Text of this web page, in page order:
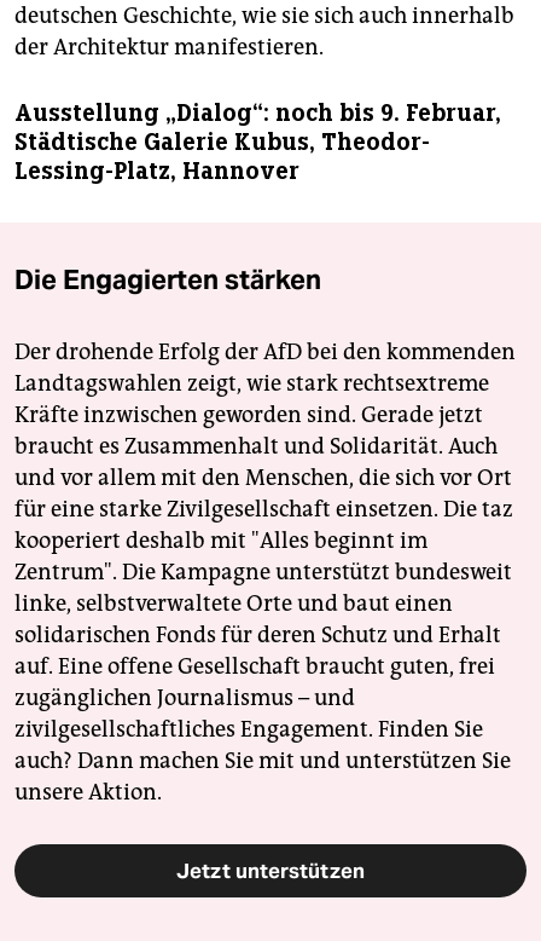
deutschen Geschichte, wie sie sich auch innerhalb
der Architektur manifestieren.
Ausstellung „Dialog“: noch bis 9. Februar,
Städtische Galerie Kubus, Theodor-
Lessing-Platz, Hannover
Die Engagierten stärken
Der drohende Erfolg der AfD bei den kommenden
Landtagswahlen zeigt, wie stark rechtsextreme
Kräfte inzwischen geworden sind. Gerade jetzt
braucht es Zusammenhalt und Solidarität. Auch
und vor allem mit den Menschen, die sich vor Ort
für eine starke Zivilgesellschaft einsetzen. Die taz
kooperiert deshalb mit "Alles beginnt im
Zentrum". Die Kampagne unterstützt bundesweit
linke, selbstverwaltete Orte und baut einen
solidarischen Fonds für deren Schutz und Erhalt
auf. Eine offene Gesellschaft braucht guten, frei
zugänglichen Journalismus – und
zivilgesellschaftliches Engagement. Finden Sie
auch? Dann machen Sie mit und unterstützen Sie
unsere Aktion.
Jetzt unterstützen